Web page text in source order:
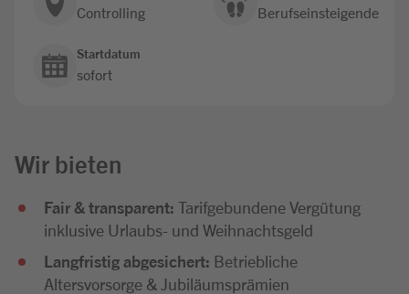
Controlling Berufseinsteigende
Startdatum
sofort
Wir bieten
Fair & transparent: Tarifgebundene Vergütung
inklusive Urlaubs- und Weihnachtsgeld
Langfristig abgesichert: Betriebliche
Altersvorsorge & Jubiläumsprämien